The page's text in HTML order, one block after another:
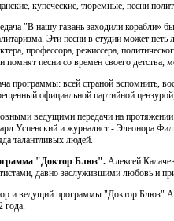
купеческие, тюремные, песни
"В нашу гавань заходили корабли»
Эти песни в студии может
профессора, режиссера,
помнят песни со времен своего детства,
программы: всей страной вспомнить,
официальной партийной
ведущими передачи на
Успенский и журналист - Элеонора
талантливых людей.
"Доктор Блюз". Алексей
давно заслужившими любовь и
и ведущий программы "Доктор Блюз"
года.